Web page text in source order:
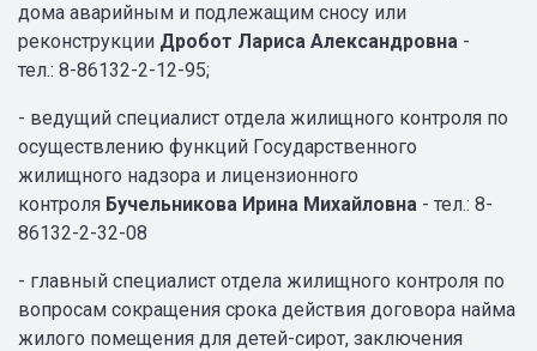
дома аварийным и подлежащим сносу или
реконструкции Дробот Лариса Александровна -
тел.: 8-86132-2-12-95;
- ведущий специалист отдела жилищного контроля по
осуществлению функций Государственного
жилищного надзора и лицензионного
контроля Бучельникова Ирина Михайловна - тел.: 8-
86132-2-32-08
- главный специалист отдела жилищного контроля по
вопросам сокращения срока действия договора найма
жилого помещения для детей-сирот, заключения